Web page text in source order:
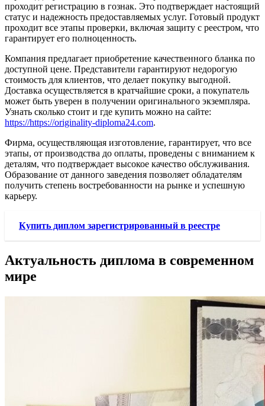
проходит регистрацию в гознак. Это подтверждает настоящий
статус и надежность предоставляемых услуг. Готовый продукт
проходит все этапы проверки, включая защиту с реестром, что
гарантирует его полноценность.
Компания предлагает приобретение качественного бланка по
доступной цене. Представители гарантируют недорогую
стоимость для клиентов, что делает покупку выгодной.
Доставка осуществляется в кратчайшие сроки, а покупатель
может быть уверен в получении оригинального экземпляра.
Узнать сколько стоит и где купить можно на сайте:
https://https://originality-diploma24.com.
Фирма, осуществляющая изготовление, гарантирует, что все
этапы, от производства до оплаты, проведены с вниманием к
деталям, что подтверждает высокое качество обслуживания.
Образование от данного заведения позволяет обладателям
получить степень востребованности на рынке и успешную
карьеру.
Купить диплом зарегистрированный в реестре
Актуальность диплома в современном
мире